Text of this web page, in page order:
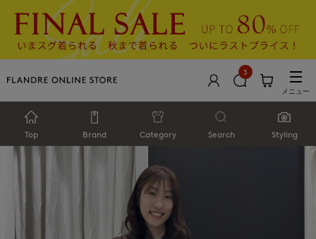
3
メニュー
Top Brand Category Search Styling